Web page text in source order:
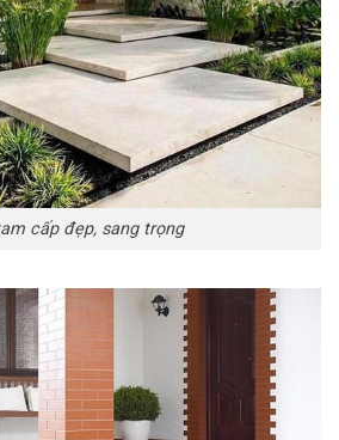
cấp đẹp, sang trọng